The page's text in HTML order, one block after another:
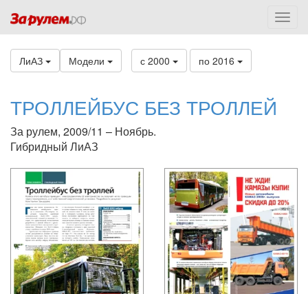
ЛиАЗ Модели с 2000 по 2016
ТРОЛЛЕЙБУС БЕЗ ТРОЛЛЕЙ
За рулем, 2009/11 – Ноябрь.
Гибридный ЛиАЗ